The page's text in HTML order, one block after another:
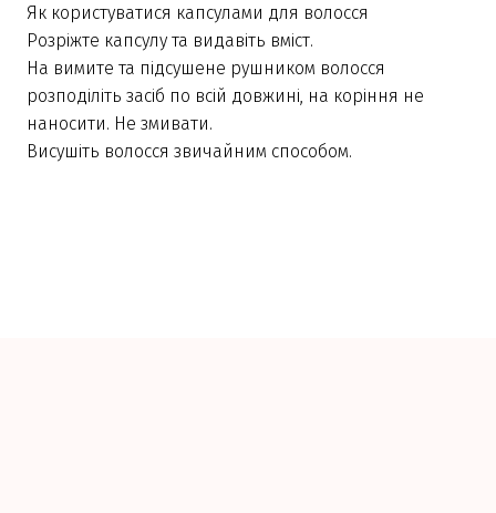
Як користуватися капсулами для волосся
Розріжте капсулу та видавіть вміст.
На вимите та підсушене рушником волосся
розподіліть засіб по всій довжині, на коріння не
наносити. Не змивати.
Висушіть волосся звичайним способом.